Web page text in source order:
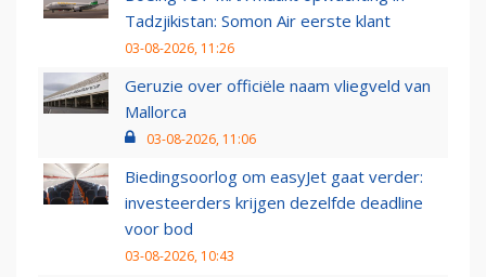
Tadzjikistan: Somon Air eerste klant
03-08-2026, 11:26
Geruzie over officiële naam vliegveld van
Mallorca
03-08-2026, 11:06
Biedingsoorlog om easyJet gaat verder:
investeerders krijgen dezelfde deadline
voor bod
03-08-2026, 10:43